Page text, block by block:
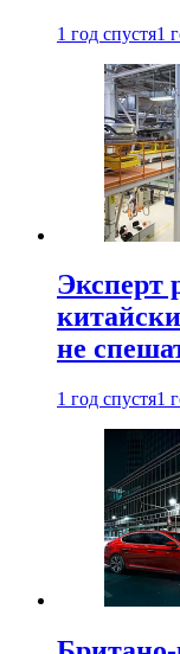
1 год спустя1
Эксперт
не
1 год спустя1